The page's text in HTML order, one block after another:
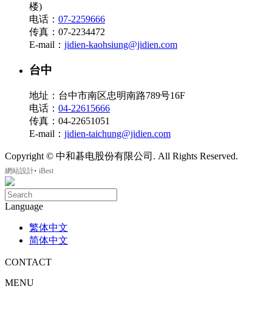
楼)
电话： 07-2259666
传真：07-2234472
E-mail： jidien-kaohsiung@jidien.com
台中
地址：台中市南区忠明南路789号16F
电话： 04-22615666
传真：04-22651051
E-mail： jidien-taichung@jidien.com
Copyright © 中和碁电股份有限公司. All Rights Reserved.
網站設計‧ iBest
Language
繁体中文
简体中文
CONTACT
MENU